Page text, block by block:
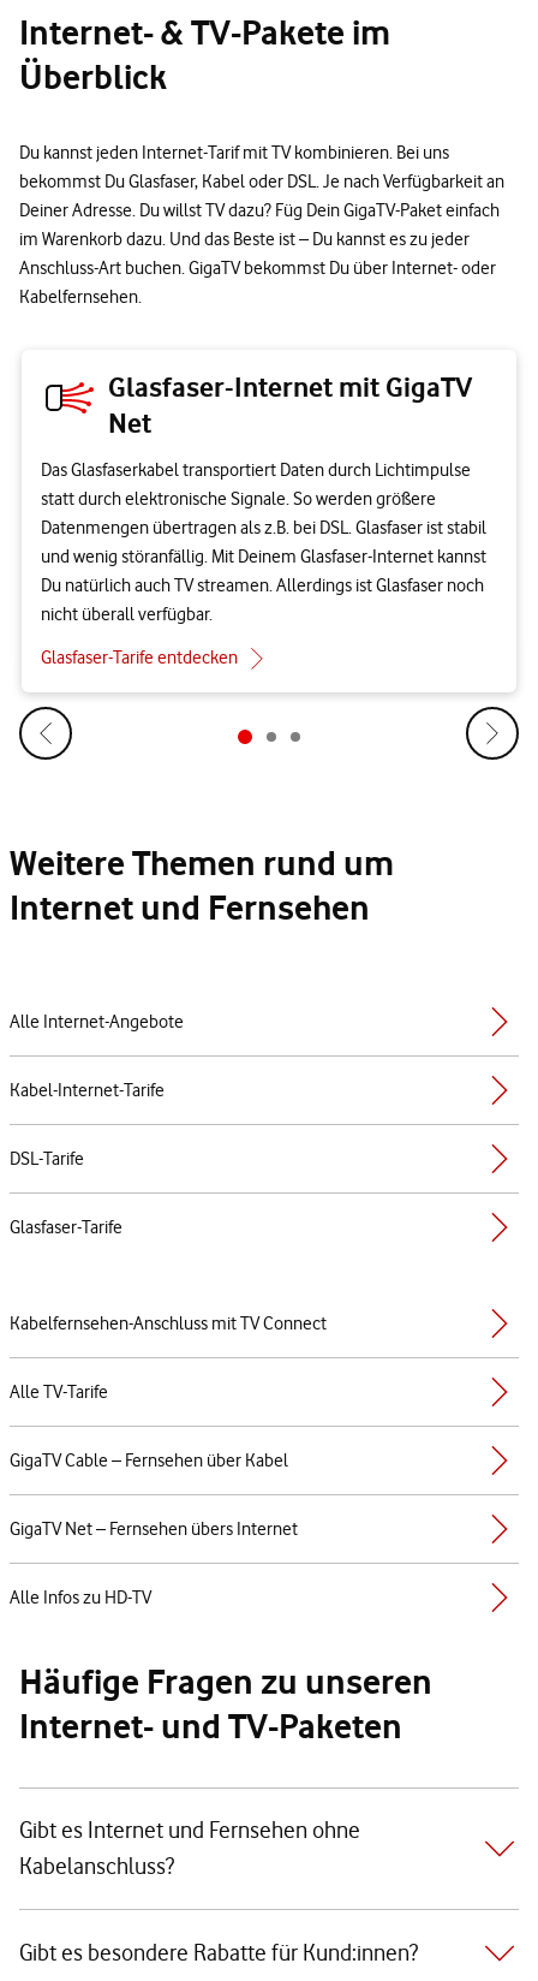
Internet- & TV-Pakete im
Überblick
Du kannst jeden Internet-Tarif mit TV kombinieren. Bei uns
bekommst Du Glasfaser, Kabel oder DSL. Je nach Verfügbarkeit an
Deiner Adresse. Du willst TV dazu? Füg Dein GigaTV-Paket einfach
im Warenkorb dazu. Und das Beste ist – Du kannst es zu jeder
Anschluss-Art buchen. GigaTV bekommst Du über Internet- oder
Kabelfernsehen.
Glasfaser-Internet mit GigaTV
Net
Das Glasfaserkabel transportiert Daten durch Lichtimpulse
statt durch elektronische Signale. So werden größere
Datenmengen übertragen als z.B. bei DSL. Glasfaser ist stabil
und wenig störanfällig. Mit Deinem Glasfaser-Internet kannst
Du natürlich auch TV streamen. Allerdings ist Glasfaser noch
nicht überall verfügbar.
Glasfaser-Tarife entdecken
Weitere Themen rund um
Internet und Fernsehen
Alle Internet-Angebote
Kabel-Internet-Tarife
DSL-Tarife
Glasfaser-Tarife
Kabelfernsehen-Anschluss mit TV Connect
Alle TV-Tarife
GigaTV Cable – Fernsehen über Kabel
GigaTV Net – Fernsehen übers Internet
Alle Infos zu HD-TV
Häufige Fragen zu unseren
Internet- und TV-Paketen
Gibt es Internet und Fernsehen ohne
Kabelanschluss?
Gibt es besondere Rabatte für Kund:innen?